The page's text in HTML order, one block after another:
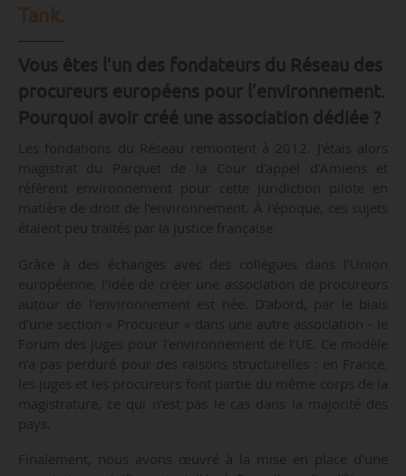
Vous êtes l’un des fondateurs du Réseau des
procureurs européens pour l’environnement.
Pourquoi avoir créé une association dédiée ?
Les fondations du Réseau remontent à 2012. J’étais alors
magistrat du Parquet de la Cour d’appel d’Amiens et
référent environnement pour cette juridiction pilote en
matière de droit de l’environnement. À l’époque, ces sujets
étaient peu traités par la justice française.
Grâce à des échanges avec des collègues dans l’Union
européenne, l’idée de créer une association de procureurs
autour de l’environnement est née. D’abord, par le biais
d’une section « Procureur » dans une autre association - le
Forum des juges pour l’environnement de l’UE. Ce modèle
n’a pas perduré pour des raisons structurelles : en France,
les juges et les procureurs font partie du même corps de la
magistrature, ce qui n’est pas le cas dans la majorité des
pays.
Finalement, nous avons œuvré à la mise en place d’une